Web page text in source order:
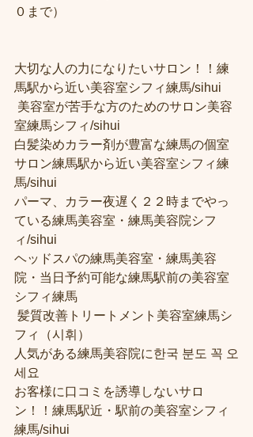
０まで）
大切な人の力になりたいサロン！！練
馬駅から近い美容室シフィ練馬/sihui
室練馬シフィ/sihui
白髪染めカラー剤が豊富な練馬の個室
サロン練馬駅から近い美容室シフィ練
馬/sihui
パーマ、カラー夜遅く２２時までやっ
ている練馬美容室・練馬美容院シフ
ィ/sihui
ヘッドスパの練馬美容室・練馬美容
院・当日予約可能な練馬駅前の美容室
シフィ練馬
フィ（시휘）
人気がある練馬美容院に한국 분도 꼭 오
세요
お客様に口コミを誘導しないサロ
ン！！練馬駅近・駅前の美容室シフィ
練馬/sihui